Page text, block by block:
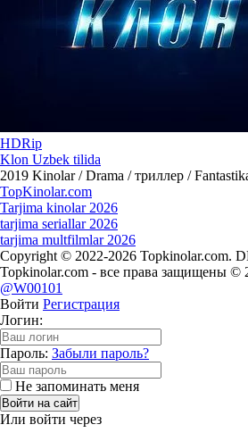
HDRip
Klon Uzbek tilida
2019 Kinolar / Drama / триллер /
TopKinolar.com
Tarjima kinolar 2026
tarjima seriallar 2026
tarjima multfilmlar 2026
Copyright © 2022-2026 Topkinolar.com.
Topkinolar.com - все права защищены ©
@W00101
Войти Регистрация
Логин:
Пароль: Забыли пароль?
Не запоминать меня
Войти на сайт
Или войти через